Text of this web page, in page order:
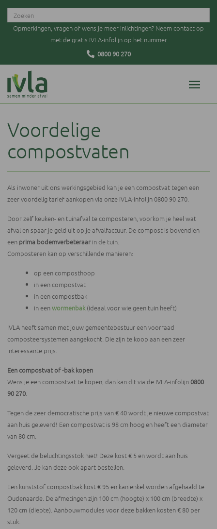
Opmerkingen, vragen of wens je meer inlichtingen? Neem contact op
met de gratis IVLA-infolijn op het nummer
0800 90 270
Voordelige
compostvaten
Als inwoner uit ons werkingsgebied kan je een compostvat tegen een
zeer voordelig tarief aankopen via onze IVLA-infolijn 0800 90 270.
Door zelf keuken- en tuinafval te composteren, voorkom je heel wat
afval en spaar je geld uit op je afvalfactuur. De compost is bovendien
een prima bodemverbeteraar in de tuin.
Composteren kan op verschillende manieren:
op een composthoop
in een compostvat
in een compostbak
in eenwormenbak (ideaal voor wie geen tuin heeft)
IVLA heeft samen met jouw gemeentebestuur een voorraad
composteersystemen aangekocht. Die zijn te koop aan een zeer
interessante prijs.
Een compostvat of -bak kopen
Wens je een compostvat te kopen, dan kan dit via de IVLA-infolijn 0800
90 270.
Tegen de zeer democratische prijs van € 40 wordt je nieuwe compostvat
aan huis geleverd! Een compostvat is 98 cm hoog en heeft een diameter
van 80 cm.
Vergeet de beluchtingsstok niet! Deze kost € 5 en wordt aan huis
geleverd. Je kan deze ook apart bestellen.
Een kunststof compostbak kost € 95 en kan enkel worden afgehaald te
Oudenaarde. De afmetingen zijn 100 cm (hoogte) x 100 cm (breedte) x
120 cm (diepte). Aanbouwmodules voor deze bakken kosten € 80 per
stuk.